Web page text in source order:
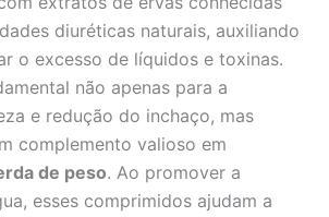
diuréticas naturais, auxiliando
o excesso de líquidos e toxinas.
não apenas para a
e redução do inchaço, mas
complemento valioso em
de peso. Ao promover a
esses comprimidos ajudam a